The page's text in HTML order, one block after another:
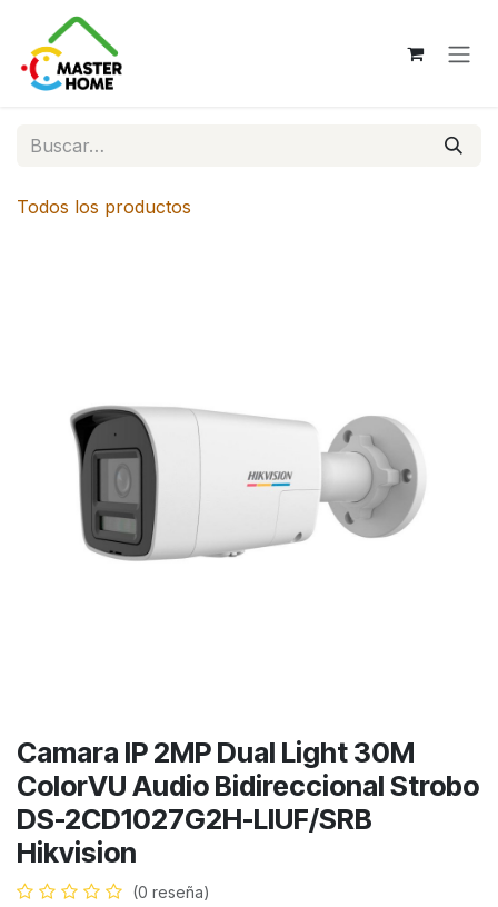
Ir al contenido
Todos los productos
Camara IP 2MP Dual Light 30M
ColorVU Audio Bidireccional Strobo
DS-2CD1027G2H-LIUF/SRB
Hikvision
(0 reseña)